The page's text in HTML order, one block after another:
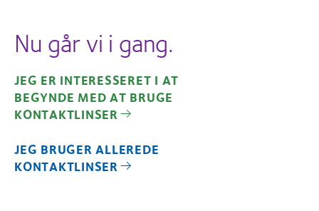
Nu går vi i gang.
JEG ER INTERESSERET I AT
BEGYNDE MED AT BRUGE
KONTAKTLINSER
JEG BRUGER ALLEREDE
KONTAKTLINSER